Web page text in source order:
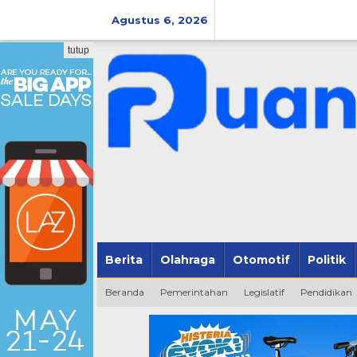
Agustus 6, 2026
Berita Olahraga Otomotif Politik
Beranda Pemerintahan Legislatif Pendidikan
tutup